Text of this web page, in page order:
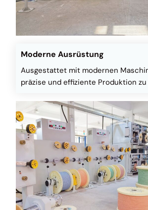
Moderne Ausrüstung
Ausgestattet mit modernen
präzise und effiziente Produktion